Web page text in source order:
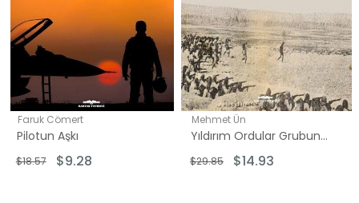
Faruk Cömert
Pilotun Aşkı
$9.28
$18.57
Mehmet Ün
Yıldırım Ordular Grubundan Mondros'a - Komutanlar Anlaşmazlığı
$14.93
$29.85